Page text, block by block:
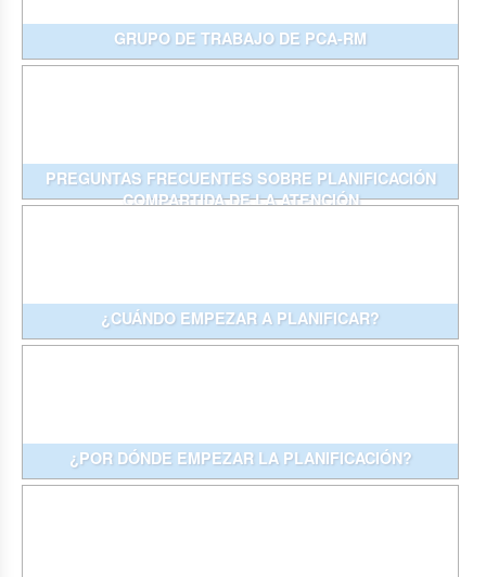
GRUPO DE TRABAJO DE PCA-RM
PREGUNTAS FRECUENTES SOBRE PLANIFICACIÓN
COMPARTIDA DE LA ATENCIÓN
¿CUÁNDO EMPEZAR A PLANIFICAR?
¿POR DÓNDE EMPEZAR LA PLANIFICACIÓN?